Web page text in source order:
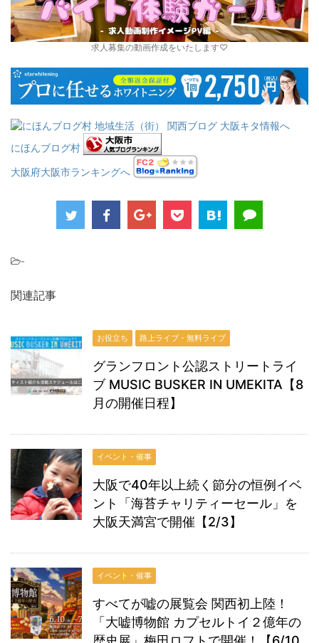
求人募集の動画作成をいたします♡
にほんブログ村
大阪府大阪市ランキングへ
-
関連記事
お役立ち 路上ライブ・無料ライブ
グランフロント公認ストリートライ
ブ MUSIC BUSKER IN UMEKITA【8
月の開催日程】
イベント・催事
大阪で40年以上続く節分の恒例イベ
ント「海苔チャリティーセール」を
大阪天満宮で開催【2/3】
イベント・催事
すべてが嘘の展覧会 関西初上陸！
「大嘘博物館 カプセルトイ２億年の